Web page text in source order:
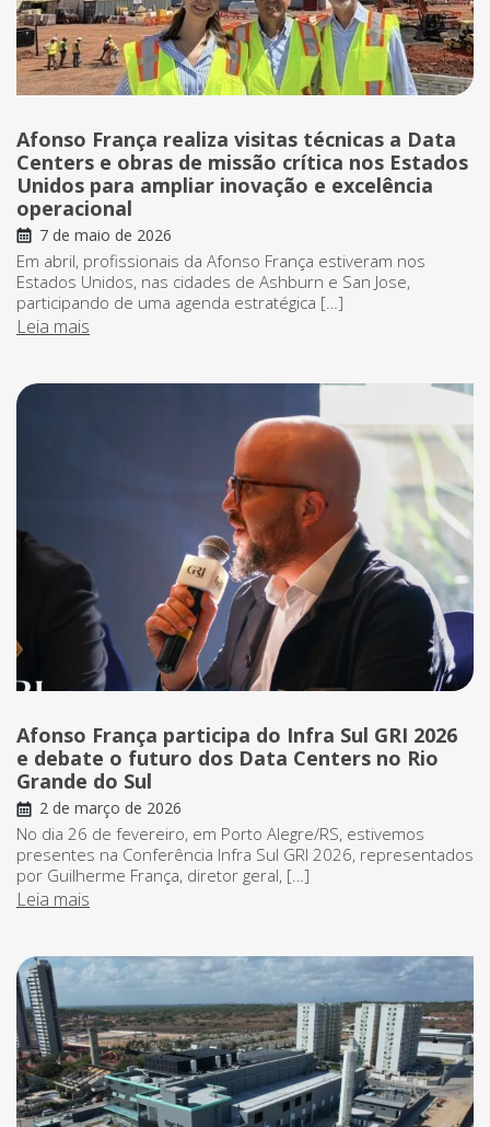
Afonso França realiza visitas técnicas a Data
Centers e obras de missão crítica nos Estados
Unidos para ampliar inovação e excelência
operacional
7 de maio de 2026
Em abril, profissionais da Afonso França estiveram nos
Estados Unidos, nas cidades de Ashburn e San Jose,
participando de uma agenda estratégica […]
Leia mais
Afonso França participa do Infra Sul GRI 2026
e debate o futuro dos Data Centers no Rio
Grande do Sul
2 de março de 2026
No dia 26 de fevereiro, em Porto Alegre/RS, estivemos
presentes na Conferência Infra Sul GRI 2026, representados
por Guilherme França, diretor geral, […]
Leia mais